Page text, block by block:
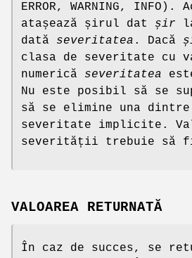
ERROR, WARNING, INFO).
atașează șirul dat șir
dată severitatea . Dacă
clasa de severitate cu
numerică severitatea
Nu este posibil să se
să se elimine una
severitate implicite.
severității trebuie să
VALOAREA RETURNATĂ
În caz de succes, se